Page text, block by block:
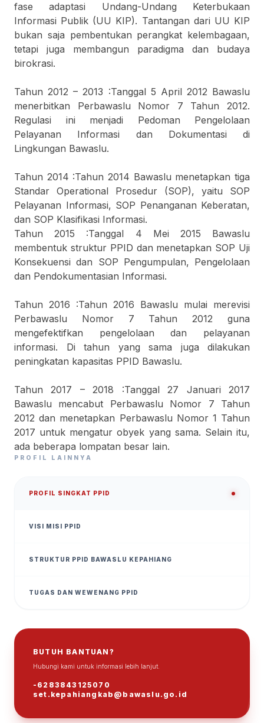
fase adaptasi Undang-Undang Keterbukaan
Informasi Publik (UU KIP). Tantangan dari UU KIP
bukan saja pembentukan perangkat kelembagaan,
tetapi juga membangun paradigma dan budaya
birokrasi.
Tahun 2012 – 2013 :Tanggal 5 April 2012 Bawaslu
menerbitkan Perbawaslu Nomor 7 Tahun 2012.
Regulasi ini menjadi Pedoman Pengelolaan
Pelayanan Informasi dan Dokumentasi di
Lingkungan Bawaslu.
Tahun 2014 :Tahun 2014 Bawaslu menetapkan tiga
Standar Operational Prosedur (SOP), yaitu SOP
Pelayanan Informasi, SOP Penanganan Keberatan,
dan SOP Klasifikasi Informasi.
Tahun 2015 :Tanggal 4 Mei 2015 Bawaslu
membentuk struktur PPID dan menetapkan SOP Uji
Konsekuensi dan SOP Pengumpulan, Pengelolaan
dan Pendokumentasian Informasi.
Tahun 2016 :Tahun 2016 Bawaslu mulai merevisi
Perbawaslu Nomor 7 Tahun 2012 guna
mengefektifkan pengelolaan dan pelayanan
informasi. Di tahun yang sama juga dilakukan
peningkatan kapasitas PPID Bawaslu.
Tahun 2017 – 2018 :Tanggal 27 Januari 2017
Bawaslu mencabut Perbawaslu Nomor 7 Tahun
2012 dan menetapkan Perbawaslu Nomor 1 Tahun
2017 untuk mengatur obyek yang sama. Selain itu,
ada beberapa lompatan besar lain.
PROFIL LAINNYA
PROFIL SINGKAT PPID
VISI MISI PPID
STRUKTUR PPID BAWASLU KEPAHIANG
TUGAS DAN WEWENANG PPID
BUTUH BANTUAN?
Hubungi kami untuk informasi lebih lanjut.
-6283843125070
set.kepahiangkab@bawaslu.go.id